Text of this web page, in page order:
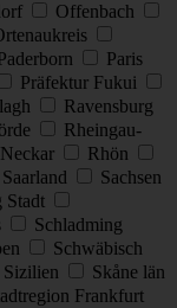
Offenbach
Paris
Präfektur Fukui
Ravensburg
Rheingau-
Rhön
Saarland
Sachsen
Stadt
Schladming
Schwäbisch
Sizilien
Skåne län
Frankfurt